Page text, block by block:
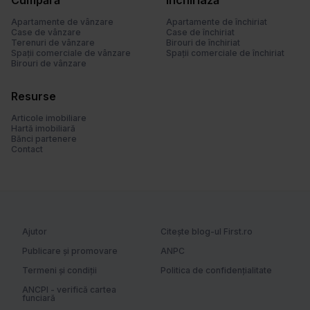
Apartamente de vânzare
Case de vânzare
Terenuri de vânzare
Spații comerciale de vânzare
Birouri de vânzare
Apartamente de închiriat
Case de închiriat
Birouri de închiriat
Spații comerciale de închiriat
Resurse
Articole imobiliare
Hartă imobiliară
Bănci partenere
Contact
Ajutor
Citește blog-ul First.ro
Publicare și promovare
ANPC
Termeni și condiții
Politica de confidențialitate
ANCPI - verifică cartea
funciară